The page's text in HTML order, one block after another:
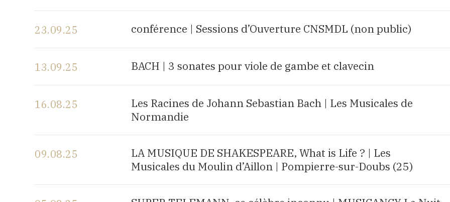
23.09.25 conférence | Sessions d’Ouverture CNSMDL (non public)
13.09.25 BACH | 3 sonates pour viole de gambe et clavecin
16.08.25
Les Racines de Johann Sebastian Bach | Les Musicales de
Normandie
09.08.25
LA MUSIQUE DE SHAKESPEARE, What is Life ? | Les
Musicales du Moulin d’Aillon | Pompierre-sur-Doubs (25)